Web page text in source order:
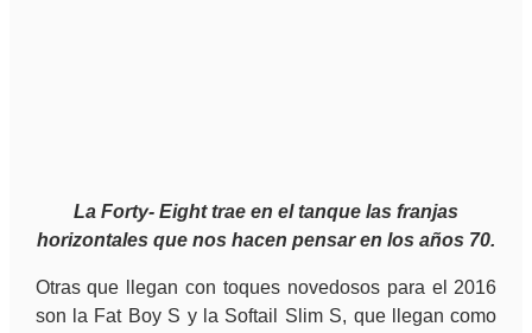
La Forty- Eight trae en el tanque las franjas
horizontales que nos hacen pensar en los años 70.
Otras que llegan con toques novedosos para el 2016
son la Fat Boy S y la Softail Slim S, que llegan como